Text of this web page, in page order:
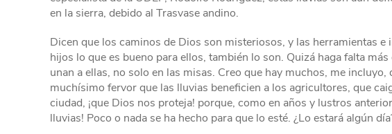
en la sierra, debido al Trasvase andino.
Dicen que los caminos de Dios son misteriosos, y las herramientas
hijos lo que es bueno para ellos, también lo son. Quizá haga falta
unan a ellas, no solo en las misas. Creo que hay muchos, me
muchísimo fervor que las lluvias beneficien a los agricultores, que
ciudad, ¡que Dios nos proteja! porque, como en años y lustros
lluvias! Poco o nada se ha hecho para que lo esté. ¿Lo estará algún